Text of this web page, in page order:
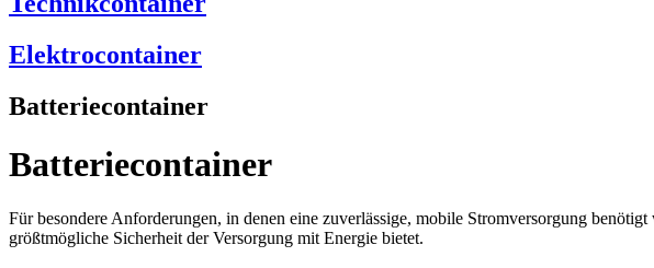
Elektrocontainer
Batteriecontainer
Batteriecontainer
Für besondere Anforderungen, in denen eine zuverlässige, mobile Stromversorgung
größtmögliche Sicherheit der Versorgung mit Energie bietet.